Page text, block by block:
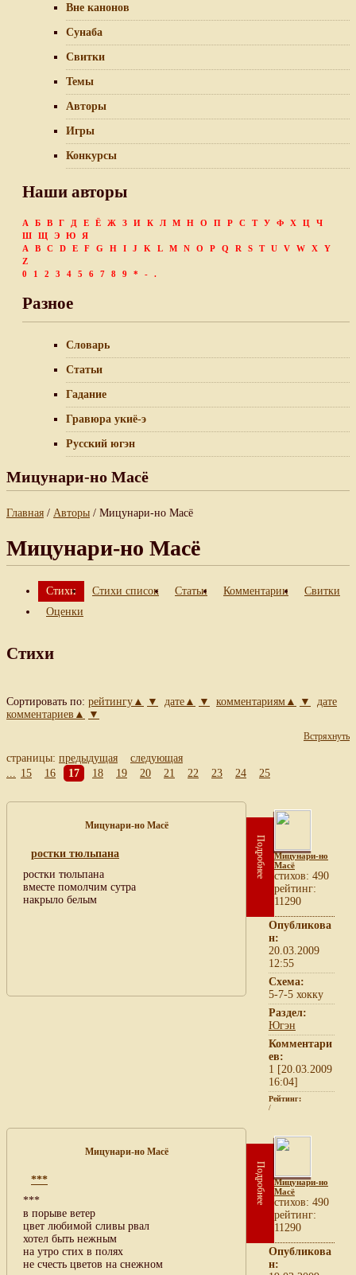
Вне канонов
Сунаба
Свитки
Темы
Авторы
Игры
Конкурсы
Наши авторы
А Б В Г Д Е Ё Ж З И К Л М Н О П Р С Т У Ф Х Ц
Ч
Ш
Щ Э Ю
Я
A
B C D E F G H I J K L M N O P Q R S T U V W X
Y
Z
0
1 2 3 4 5 6 7 8 9 * - .
Разное
Словарь
Статьи
Гадание
Гравюра укиё-э
Русский югэн
Мицунари-но Масё
Главная / Авторы / Мицунари-но Масё
Мицунари-но Масё
Стихи Стихи список Статьи Комментарии
Свитки
Оценки
Стихи
Сортировать по: рейтингу▲ ▼ дате▲ ▼ комментариям▲ ▼
дате
комментариев▲
▼
Встряхнуть
страницы: предыдущая
следующая
15 16 17 18 19 20 21 22 23 24 25
Мицунари-но Масё
ростки тюльпана
ростки тюльпана
вместе помолчим сутра
накрыло белым
Подробнее
Мицунари-но
Масё
cтихов: 490
рейтинг:
11290
Опубликова
н:
20.03.2009
12:55
Схема:
5-7-5 хокку
Раздел:
Югэн
Комментари
ев:
1 [20.03.2009
16:04]
Рейтинг:
/
Мицунари-но Масё
***
***
в порыве ветер
цвет любимой сливы рвал
хотел быть нежным
на утро стих в полях
не счесть цветов на снежном
Подробнее
Мицунари-но
Масё
cтихов: 490
рейтинг:
11290
Опубликова
н: